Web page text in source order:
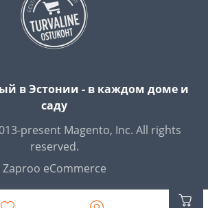
в Эстонии - в каждом доме и
саду
present Magento, Inc. All rights
reserved.
Zaproo eCommerce